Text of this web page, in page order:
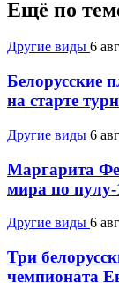
Ещё по
Другие виды 6 авг
Белорусские
на старте
Другие виды 6 авг
Маргарита
мира по пулу-
Другие виды 6 авг
Три
чемпионата